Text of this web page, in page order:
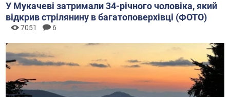
У Мукачеві затримали 34-річного чоловіка, який
відкрив стрілянину в багатоповерхівці (ФОТО)
7051 6